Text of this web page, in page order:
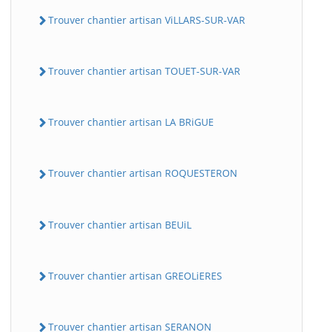
Trouver chantier artisan ViLLARS-SUR-VAR
Trouver chantier artisan TOUET-SUR-VAR
Trouver chantier artisan LA BRiGUE
Trouver chantier artisan ROQUESTERON
Trouver chantier artisan BEUiL
Trouver chantier artisan GREOLiERES
Trouver chantier artisan SERANON